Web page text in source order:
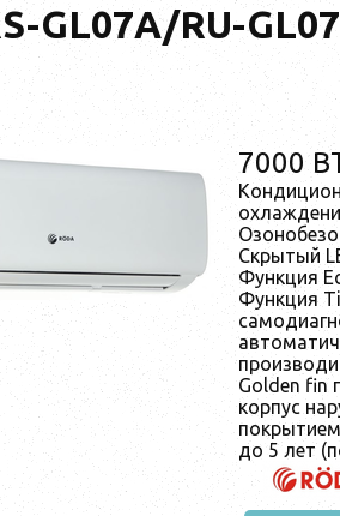
GL07A/RU-
7000
Скрытый
Функция
Функция
Golden fin
корпус
до 5 лет